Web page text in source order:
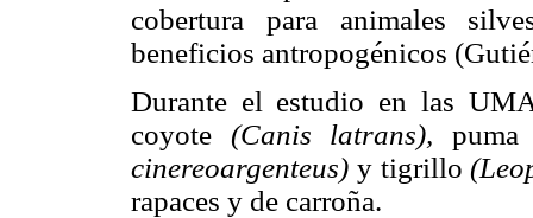
cobertura para animales
beneficios antropogénicos
Durante el estudio en las
coyote (Canis latrans),
cinereoargenteus) y tigrillo
rapaces y de carroña.